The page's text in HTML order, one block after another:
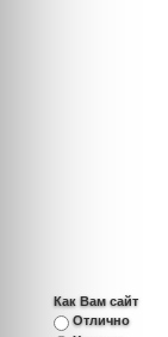
Как Вам сайт
Отлично